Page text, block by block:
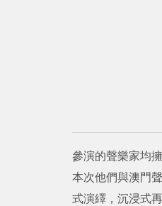
參演的聲樂家均
本次他們與澳門
式演繹，沉浸式